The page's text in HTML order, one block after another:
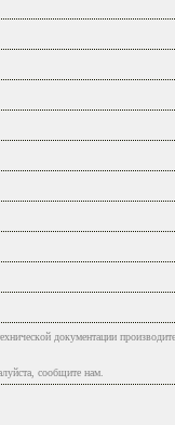
документации
сообщите нам.